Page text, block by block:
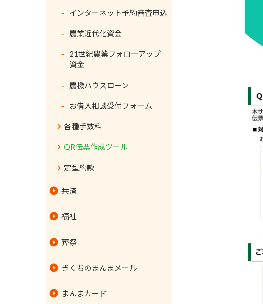
テレビ周辺機器
BDレコーダー
掃除機
洗濯機
冷蔵庫
冷凍庫
炊飯器
調理家電
扇風機
セルフケア
インターネット予約審査申込
農業近代化資金
21世紀農業フォローアップ
資金
農機ハウスローン
お借入相談受付フォーム
各種手数料
QR伝票作成ツール
定型約款
共済
福祉
指定居宅介護支援事業所
葬祭
虹のホールわいふ
きくちのまんまメール
まんまカード